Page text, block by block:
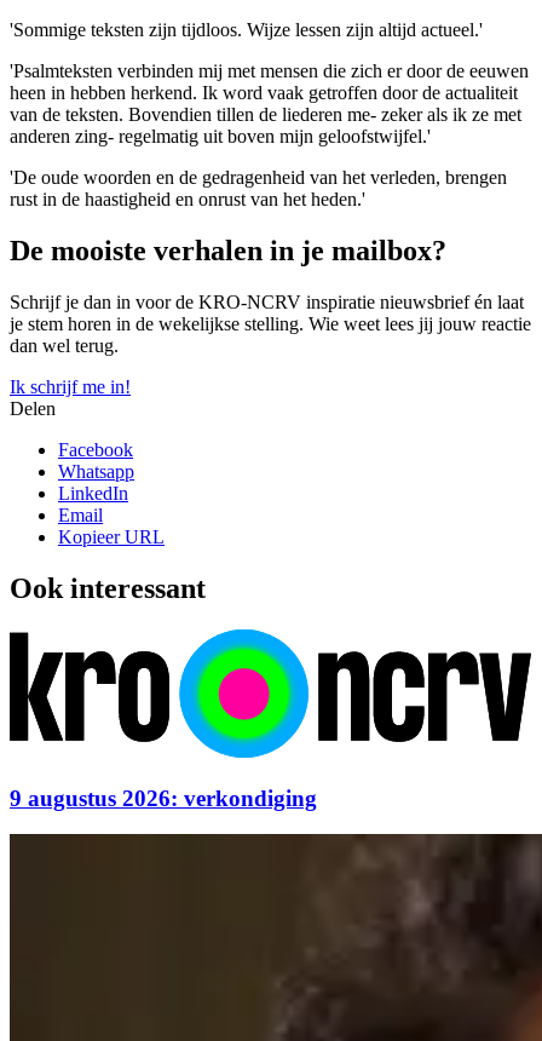
'Sommige teksten zijn tijdloos. Wijze lessen zijn altijd actueel.'
'Psalmteksten verbinden mij met mensen die zich er door de eeuwen
heen in hebben herkend. Ik word vaak getroffen door de actualiteit
van de teksten. Bovendien tillen de liederen me- zeker als ik ze met
anderen zing- regelmatig uit boven mijn geloofstwijfel.'
'De oude woorden en de gedragenheid van het verleden, brengen
rust in de haastigheid en onrust van het heden.'
De mooiste verhalen in je mailbox?
Schrijf je dan in voor de KRO-NCRV inspiratie nieuwsbrief én laat
je stem horen in de wekelijkse stelling. Wie weet lees jij jouw reactie
dan wel terug.
Ik schrijf me in!
Delen
Facebook
Whatsapp
LinkedIn
Email
Kopieer URL
Ook interessant
9 augustus 2026: verkondiging